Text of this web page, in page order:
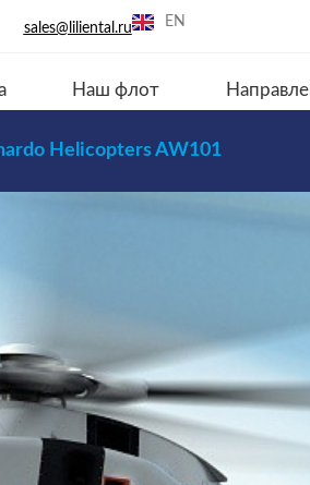
sales@liliental.ru EN
Наш флот
Helicopters AW101